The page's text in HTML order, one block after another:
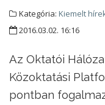
Kategória: Kiemelt
2016.03.02. 16:16
Az Oktatói
Közoktatási
pontban